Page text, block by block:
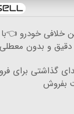
خلافی خودرو
دقیق و بدون معطلی
گذاشتی برای
بفروش